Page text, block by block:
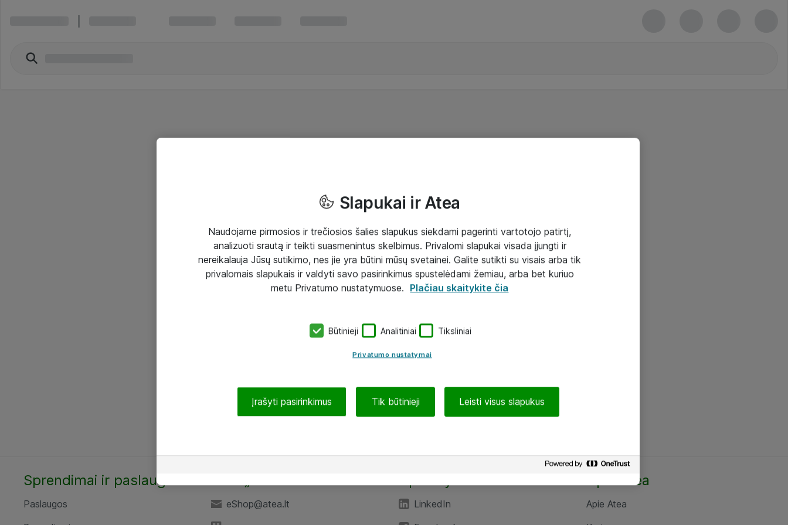
Sprendimai ir paslaugos
Paslaugos
eShop@atea.lt
LinkedIn
Apie Atea
Apie Atea
Slapukai ir Atea
Naudojame pirmosios ir trečiosios šalies slapukus siekdami pagerinti vartotojo patirtį,
analizuoti srautą ir teikti suasmenintus skelbimus. Privalomi slapukai visada įjungti ir
nereikalauja Jūsų sutikimo, nes jie yra būtini mūsų svetainei. Galite sutikti su visais arba tik
privalomais slapukais ir valdyti savo pasirinkimus spustelėdami žemiau, arba bet kuriuo
metu Privatumo nustatymuose. Plačiau skaitykite čia
Būtinieji Analitiniai Tiksliniai
Privatumo nustatymai
Įrašyti pasirinkimus Tik būtinieji Leisti visus slapukus